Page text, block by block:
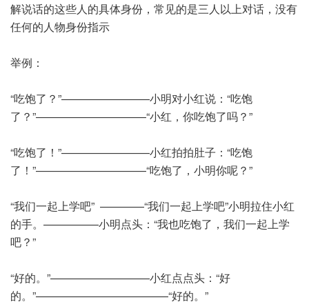
解说话的这些人的具体身份，常见的是三人以上对话，没有
任何的人物身份指示
举例：
“吃饱了？”————————小明对小红说：“吃饱
了？”——————————“小红，你吃饱了吗？”
“吃饱了！”————————小红拍拍肚子：“吃饱
了！”——————————“吃饱了，小明你呢？”
“我们一起上学吧” ————“我们一起上学吧”小明拉住小红
的手。—————小明点头：“我也吃饱了，我们一起上学
吧？”
“好的。”—————————小红点点头：“好
的。”————————————“好的。”